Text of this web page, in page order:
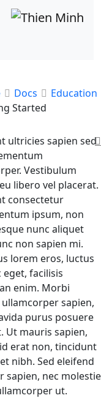
Docs
Education
Started
ultricies sapien sed
Vestibulum
libero vel placerat.
consectetur
ipsum, non
nunc aliquet
non sapien mi.
lorem eros, luctus
eget, facilisis
enim. Morbi
sapien,
purus posuere
Ut mauris sapien,
erat non, tincidunt
nibh. Sed eleifend
sapien, nec molestie
ut.